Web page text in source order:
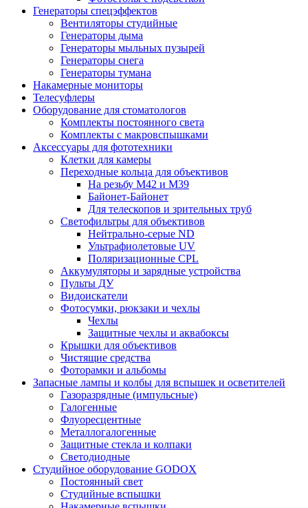
Генераторы спецэффектов
Вентиляторы студийные
Генераторы дыма
Генераторы мыльных пузырей
Генераторы снега
Генераторы тумана
Накамерные мониторы
Телесуфлеры
Оборудование для стоматологов
Комплекты постоянного света
Комплекты с макровспышками
Аксессуары для фототехники
Клетки для камеры
Переходные кольца для объективов
На резьбу М42 и М39
Байонет-Байонет
Для телескопов и зрительных труб
Светофильтры для объективов
Нейтрально-серые ND
Ультрафиолетовые UV
Поляризационные CPL
Аккумуляторы и зарядные устройства
Пульты ДУ
Видоискатели
Фотосумки, рюкзаки и чехлы
Чехлы
Защитные чехлы и аквабоксы
Крышки для объективов
Чистящие средства
Фоторамки и альбомы
Запасные лампы и колбы для вспышек и осветителей
Газоразрядные (импульсные)
Галогенные
Флуоресцентные
Металлогалогенные
Защитные стекла и колпаки
Светодиодные
Студийное оборудование GODOX
Постоянный свет
Студийные вспышки